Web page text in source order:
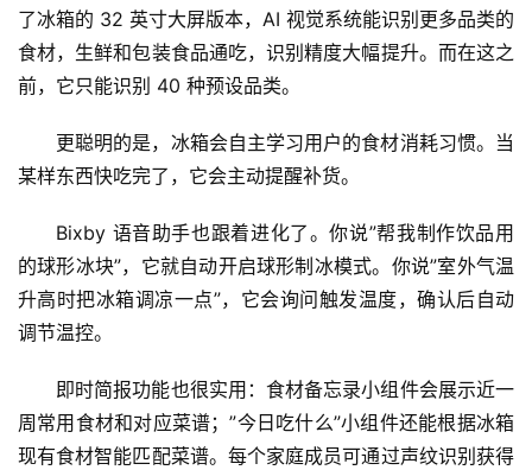
A
I
源
项
目
应
用
了冰箱的 32 英寸大屏版本，AI 视觉系统能识别更多品类的
食材，生鲜和包装食品通吃，识别精度大幅提升。而在这之
前，它只能识别 40 种预设品类。
更聪明的是，冰箱会自主学习用户的食材消耗习惯。当
某样东西快吃完了，它会主动提醒补货。
Bixby 语音助手也跟着进化了。你说”帮我制作饮品用
的球形冰块”，它就自动开启球形制冰模式。你说”室外气温
升高时把冰箱调凉一点”，它会询问触发温度，确认后自动
调节温控。
即时简报功能也很实用：食材备忘录小组件会展示近一
周常用食材和对应菜谱；”今日吃什么”小组件还能根据冰箱
现有食材智能匹配菜谱。每个家庭成员可通过声纹识别获得